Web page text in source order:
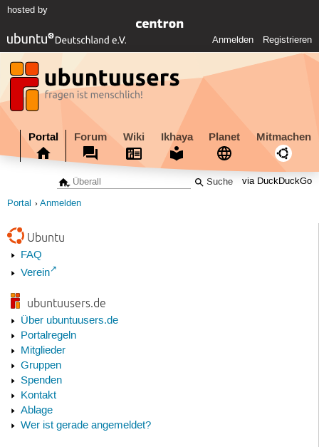
hosted by
Anmelden Registrieren
Portal Forum Wiki Ikhaya Planet Mitmachen
via DuckDuckGo
Portal Anmelden
Ubuntu
FAQ
Verein
ubuntuusers.de
Über ubuntuusers.de
Portalregeln
Mitglieder
Gruppen
Spenden
Kontakt
Ablage
Wer ist gerade angemeldet?